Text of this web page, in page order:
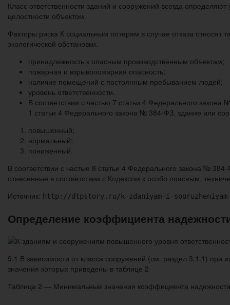
Класс ответственности зданий и сооружений всегда
целостности объектом.
Факторы риска К социальным потерям в случае отказа
экологической обстановки.
принадлежность к опасным производственным объектам;
пожарная и взрывопожарная опасность;
наличие помещений с постоянным пребыванием людей;
уровень ответственности.
В соответствии с частью 7 статьи 4 Федерального
1 статьи 4 Федерального закона № 384-ФЗ, здание или
повышенный;
нормальный;
пониженный.
В соответствии с частью 8 статьи 4 Федерального закона №
отнесенные в соответствии с Кодексом к особо опасным,
Источник: http://dtpstory.ru/k-zdaniyam-i-
Определение коэффициента
9.1 В зависимости от класса сооружений (см. раздел 3.1.1)
значения которых приведены в таблице 2
Таблица 2 — Минимальные значения коэффициента надежности